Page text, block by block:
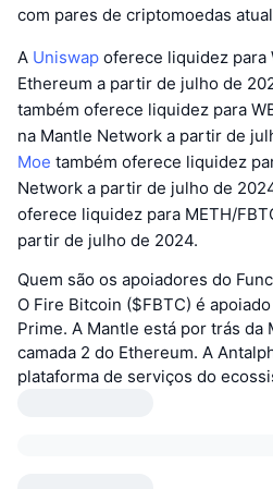
com pares de criptomoedas
A Uniswap oferece liquidez para
Ethereum a partir de julho de
também oferece liquidez para
na Mantle Network a partir de
Moe também oferece liquidez
Network a partir de julho de
oferece liquidez para METH/
partir de julho de 2024.
Quem são os apoiadores do
O Fire Bitcoin ($FBTC) é
Prime. A Mantle está por trás da
camada 2 do Ethereum. A
plataforma de serviços do